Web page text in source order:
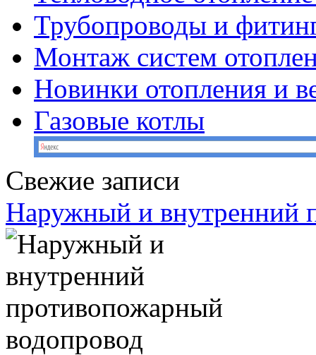
Трубопроводы и
Монтаж систем
Новинки отопления и
Газовые котлы
Свежие записи
Наружный и внутренний